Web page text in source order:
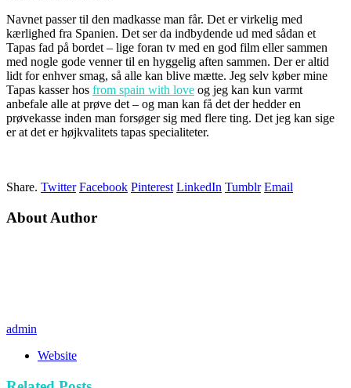
Navnet passer til den madkasse man får. Det er virkelig med
kærlighed fra Spanien. Det ser da indbydende ud med sådan et
Tapas fad på bordet – lige foran tv med en god film eller sammen
med nogle gode venner til en hyggelig aften sammen. Der er altid
lidt for enhver smag, så alle kan blive mætte. Jeg selv køber mine
Tapas kasser hos from spain with love og jeg kan kun varmt
anbefale alle at prøve det – og man kan få det der hedder en
prøvekasse inden man forsøger sig med flere ting. Det jeg kan sige
er at det er højkvalitets tapas specialiteter.
Share. Twitter Facebook Pinterest LinkedIn Tumblr Email
About Author
admin
Website